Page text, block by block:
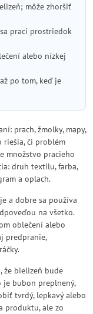
môže zhoršiť
prací prostriedok
alebo nízkej
po tom, keď je
prach, žmolky, mapy,
riešia, či problém
množstvo pracieho
druh textilu, farba,
a oplach.
a dobre sa používa
na všetko.
oblečení alebo
predpranie,
že bielizeň bude
je bubon preplnený,
tvrdý, lepkavý alebo
produktu, ale zo